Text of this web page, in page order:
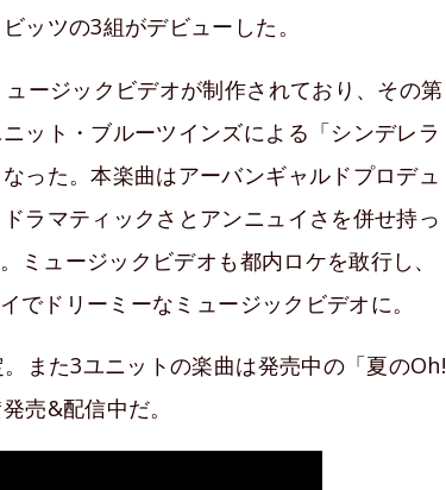
ッツの3組がデビューした。
ージックビデオが制作されており、その第
ット・ブルーツインズによる「シンデレラ
った。本楽曲はアーバンギャルドプロデュ
ラマティックさとアンニュイさを併せ持っ
ミュージックビデオも都内ロケを敢行し、
でドリーミーなミュージックビデオに。
また3ユニットの楽曲は発売中の「夏のOh!
売&配信中だ。